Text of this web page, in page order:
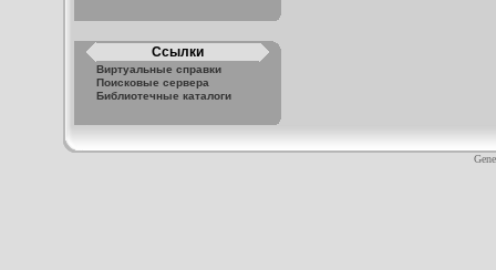
Ссылки
Виртуальные справки
Поисковые сервера
Библиотечные каталоги